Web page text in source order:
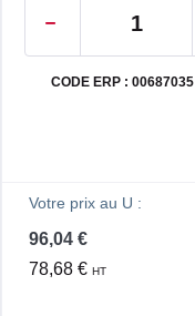
CODE ERP : 00687035
Votre prix au U :
96,04 €
78,68 € HT